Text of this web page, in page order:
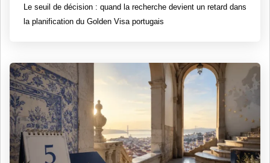
Le seuil de décision : quand la recherche devient un retard dans
la planification du Golden Visa portugais